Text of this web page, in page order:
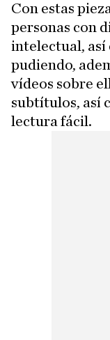
Con estas
personas con
intelectual,
pudiendo,
vídeos sobre
subtítulos, así
lectura fácil.